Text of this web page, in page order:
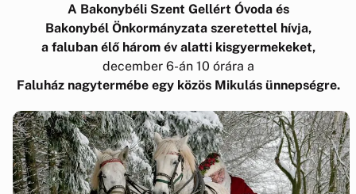
A Bakonybéli Szent Gellért Óvoda és
Bakonybél Önkormányzata szeretettel hívja,
a faluban élő három év alatti kisgyermekeket,
december 6-án 10 órára a
Faluház nagytermébe egy közös Mikulás ünnepségre.